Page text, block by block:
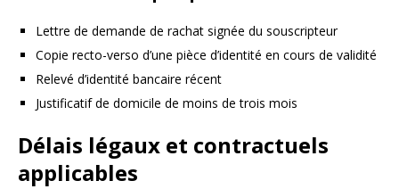
Lettre de demande de rachat signée du souscripteur
Copie recto-verso d’une pièce d’identité en cours de validité
Relevé d’identité bancaire récent
Justificatif de domicile de moins de trois mois
Délais légaux et contractuels
applicables